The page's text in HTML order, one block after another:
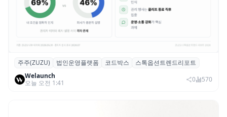
스톡옵션 취소율 2년 만에 18.2%→31.3%…
권리 발생 즉시 행사 비중도 급증
주주(ZUZU) 법인운영플랫폼 코드박스
스톡옵션트렌드리포트
Welaunch
오늘 오전 1:41
0 570